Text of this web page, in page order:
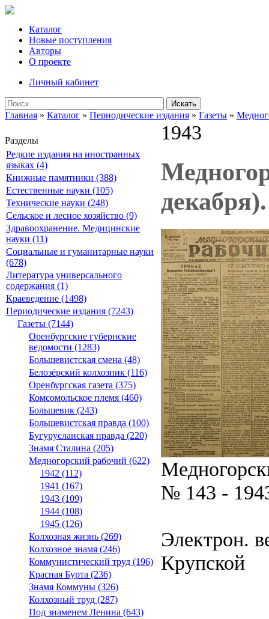
Каталог
Новые поступления
Авторы
О проекте
Личный кабинет
Искать
Главная » Каталог » Периодические издания » Газеты »
Разделы
Редкие издания на иностранных
языках (4)
Книжные памятники (388)
Естественные науки (105)
Технические науки (248)
Сельское и лесное хозяйство (9)
Здравоохранение. Медицинские
науки (11)
Социальные и гуманитарные науки
(678)
Литература универсального
содержания (1)
Краеведение (1498)
Периодические издания (7243)
Газеты (7144)
Оренбургские губернские
ведомости (1283)
Большевистская смена (48)
Белозёрский колхозник (116)
Оренбургская газета (375)
Комсомольское племя (460)
Большевик (243)
Большевистская правда (100)
Бугурусланская правда (220)
Знамя Сталина (205)
Медногорский рабочий (622)
1942 (112)
1941 (167)
1943 (109)
1944 (108)
1945 (126)
Колхозная жизнь (269)
Колхозное знамя (246)
Коммунистический труд (196)
Красная Бурта (236)
Знамя Коммуны (326)
Колхозный труд (287)
Под знаменем Ленина (643)
1943
№ 143 -
Электрон.
Крупской